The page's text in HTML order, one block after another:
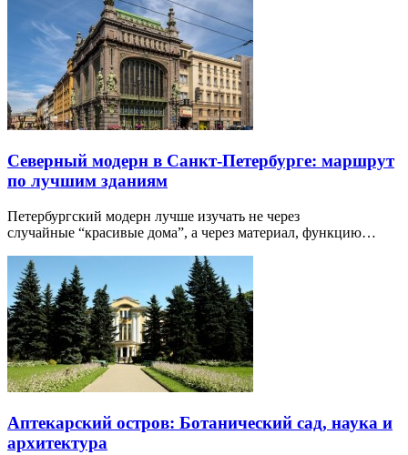
Северный модерн в Санкт-Петербурге: маршрут
по лучшим зданиям
Петербургский модерн лучше изучать не через
случайные “красивые дома”, а через материал, функцию…
Аптекарский остров: Ботанический сад, наука и
архитектура